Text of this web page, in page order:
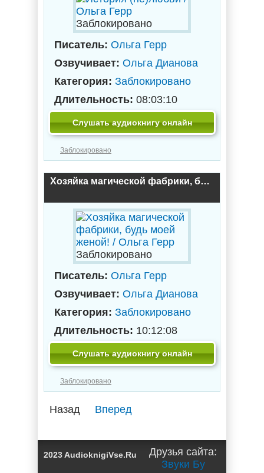
Заблокировано
Писатель: Ольга Герр
Озвучивает: Ольга Дианова
Категория: Заблокировано
Длительность: 08:03:10
Слушать аудиокнигу онлайн
Заблокировано
Хозяйка магической фабрики, будь моей женой! / Ольга Герр
Заблокировано
Писатель: Ольга Герр
Озвучивает: Ольга Дианова
Категория: Заблокировано
Длительность: 10:12:08
Слушать аудиокнигу онлайн
Заблокировано
Назад Вперед
2023 AudioknigiVse.Ru
Друзья сайта:
Звуки Бу